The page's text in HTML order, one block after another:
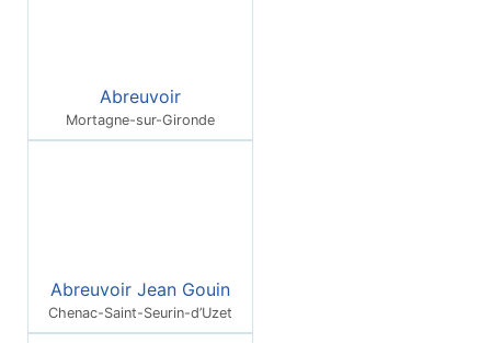
Abreuvoir
Mortagne-sur-Gironde
Abreuvoir Jean Gouin
Chenac-Saint-Seurin-d’Uzet